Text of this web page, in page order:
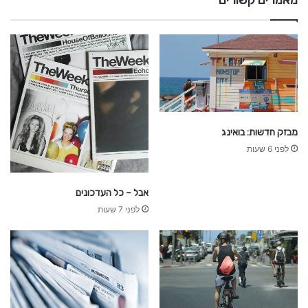
ת
מבזק חדשות: בואינג
לפני 6 שעות
אבל – כל העדכונים
לפני 7 שעות